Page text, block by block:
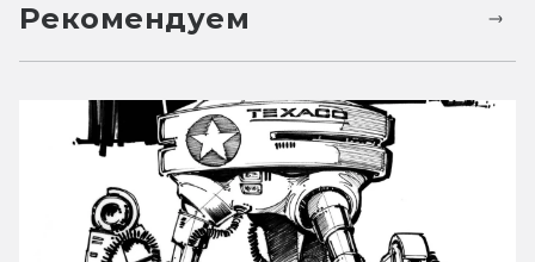
Рекомендуем